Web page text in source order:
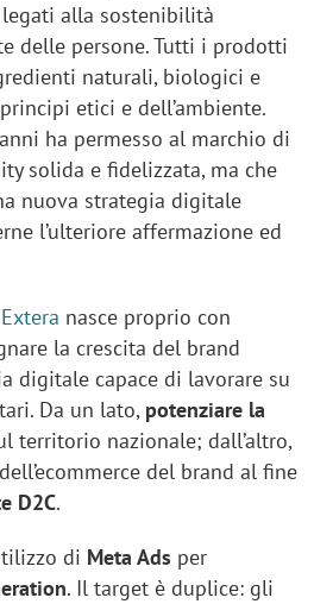
alla sostenibilità
delle persone. Tutti i prodotti
naturali, biologici e
etici e dell’ambiente.
ha permesso al marchio di
solida e fidelizzata, ma che
nuova strategia digitale
l’ulteriore affermazione ed
Extera nasce proprio con
la crescita del brand
digitale capace di lavorare su
Da un lato, potenziare la
territorio nazionale; dall’altro,
del brand al fine
D2C.
di Meta Ads per
. Il target è duplice: gli